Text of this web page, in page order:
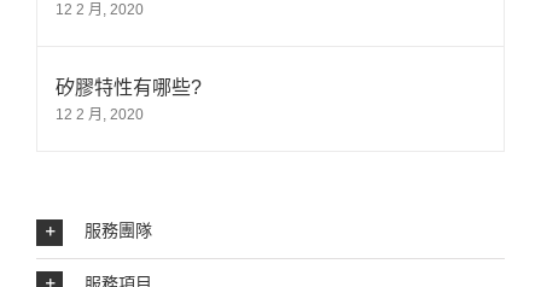
12 2 月, 2020
矽膠特性有哪些?
12 2 月, 2020
服務團隊
服務項目